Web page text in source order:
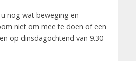
nog wat beweging en
niet om mee te doen of een
op dinsdagochtend van 9.30